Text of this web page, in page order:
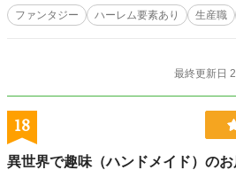
魔法が重なり、世界の密度が一段だけ上がる。 しかし敵は止まらない。 止まる
ように“作られていない”。 ⸻ リョウは見ていた。 壊れていく家。 囲まれて
母が振り返る。 そこには戦士の顔も、魔法剣士の顔もない。 ただ一人の母の顔
だけがあった。 ⸻ 次の瞬間、世界が崩れる。 音も、光も、意味も薄れてい
い。 これは最初から完成していた“設計”だった。 ⸻ そして、すべてが途切
ファンタジー ハーレム要素あり 生産職
最終更新日
18
異世界で趣味（ハンドメイド）のお